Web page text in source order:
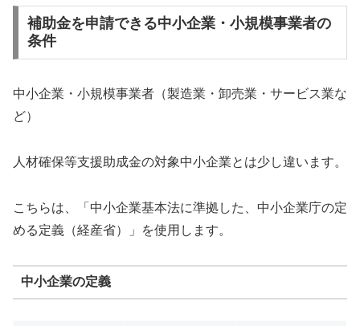
補助金を申請できる中小企業・小規模事業者の
条件
中小企業・小規模事業者（製造業・卸売業・サービス業な
ど）
人材確保等支援助成金の対象中小企業とは少し違います。
こちらは、「中小企業基本法に準拠した、中小企業庁の定
める定義（経産省）」を使用します。
中小企業の定義